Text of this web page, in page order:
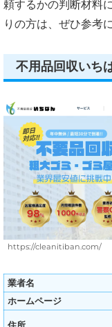
頼するかの判断材料
りの方は、ぜひ参考
不用品回収いち
https://cleanitiban.com/
業者名
ホームページ